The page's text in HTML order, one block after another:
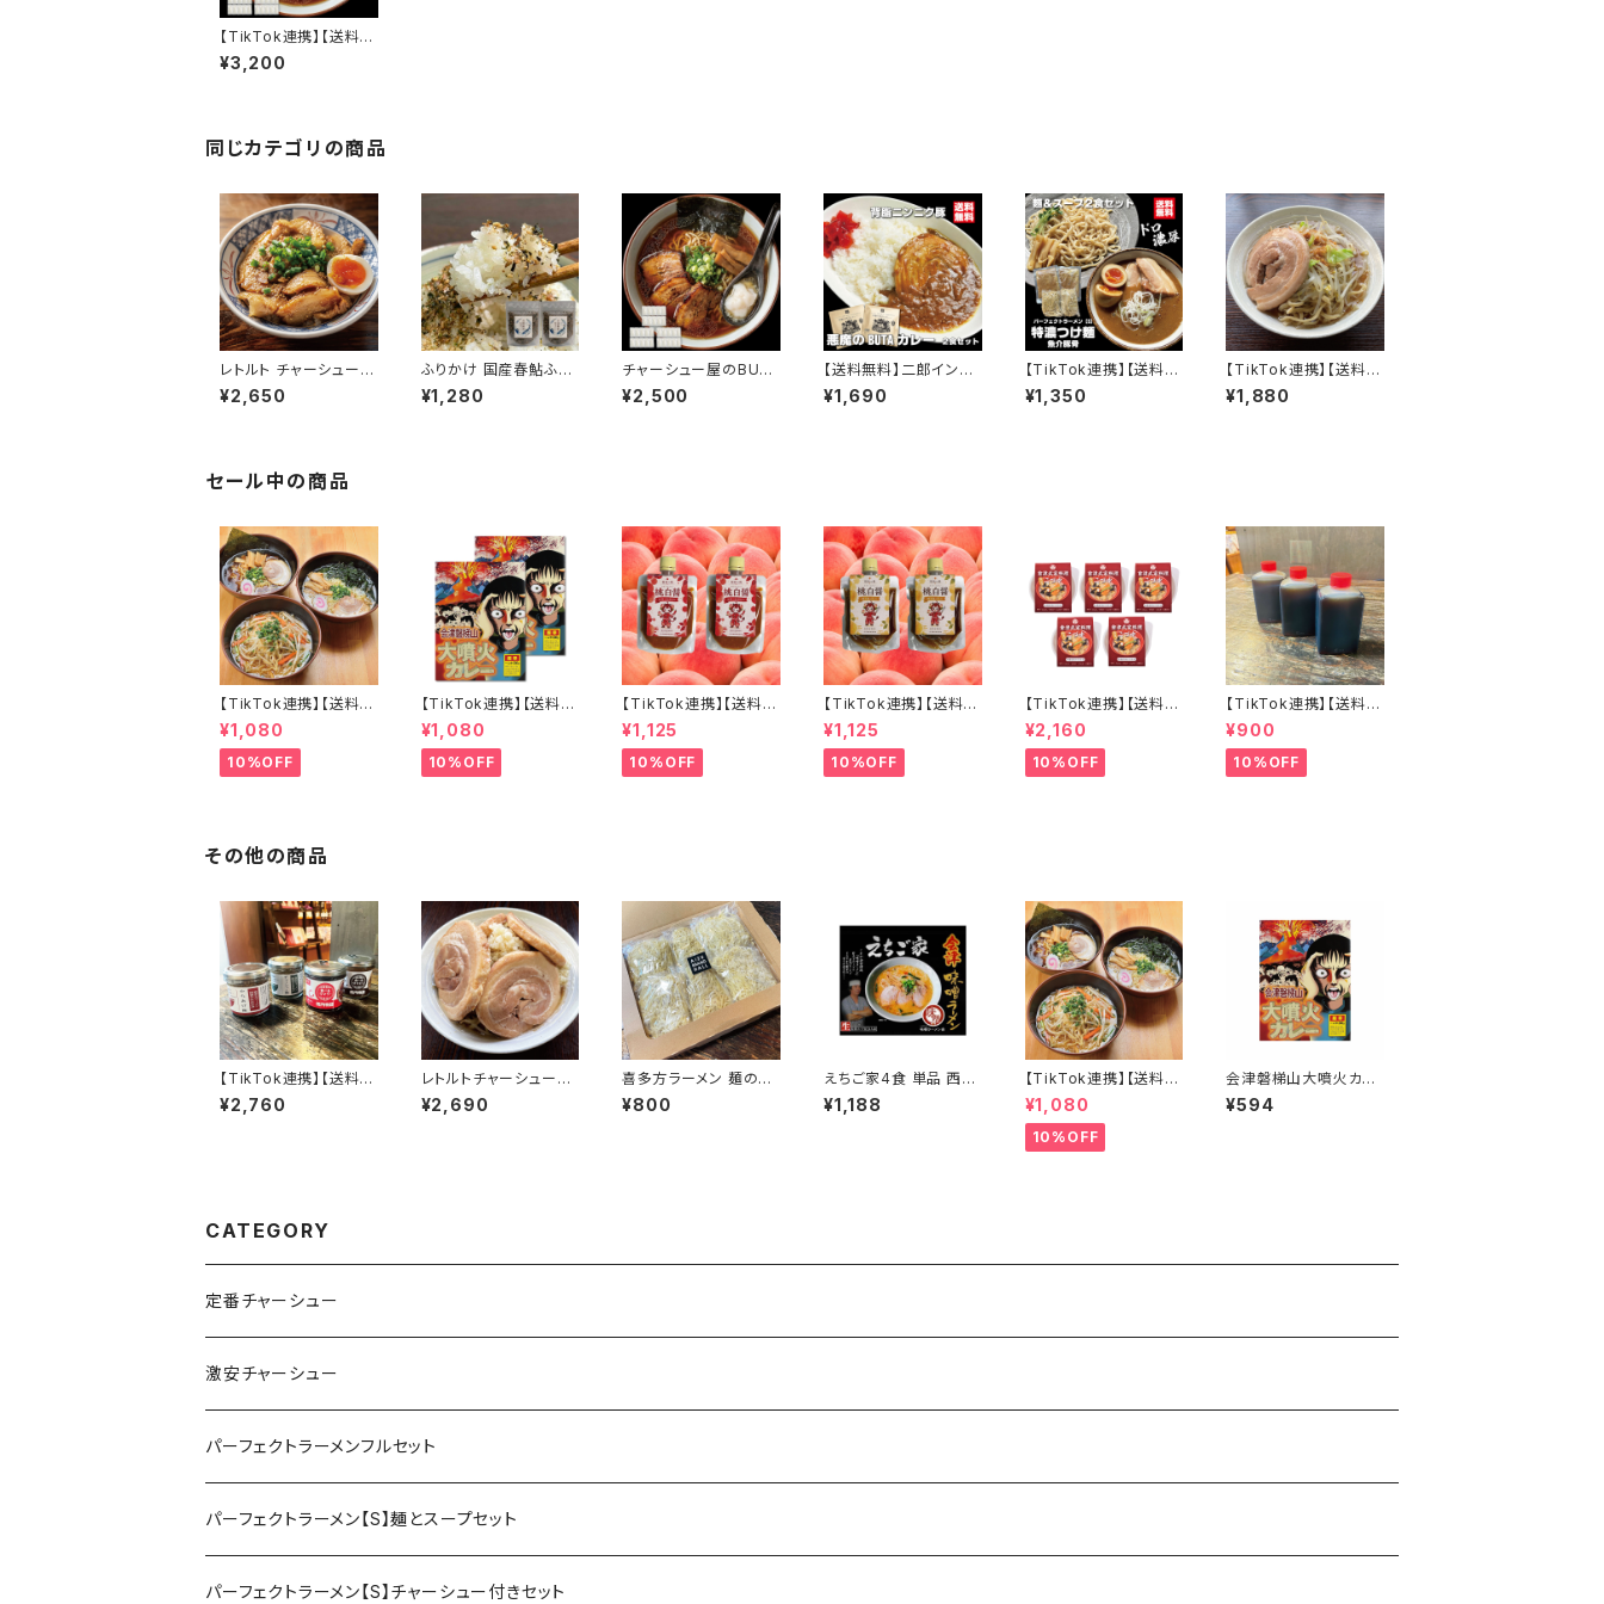
【TikTok連携】【送料無
料】チャーシュー屋のB
UTAアブラ 50g×30袋
津ブランド館
¥3,200
同じカテゴリの商品
レトルト チャーシュー
切り落とし 600g 100
g×6袋 常温保存 個包
¥2,650
ふりかけ 国産春鮎ふり
かけ 2個セット 淡口醤
油 鮎の上品な旨み ご
¥1,280
チャーシュー屋のBUTA
アブラ 50g×30袋 個包
装 豚ラード 炒飯 野菜
¥2,500
【送料無料】二郎インス
パイア 悪魔のBUTAカ
レー 2食セット 中辛 背
¥1,690
【TikTok連携】【送料無
料】つけ麺 パーフェクト
ラーメン【S】特濃つけ麺
¥1,350
【TikTok連携】【送料無
料】二郎ラーメン インス
パイア系 パーフェクトラ
¥1,880
セール中の商品
【TikTok連携】【送料無
料】会津山塩ラーメン
喜多方ラーメン 西会津
味噌ラーメン 会津三大
ラーメン3食セット
¥1,080
10%OFF
【TikTok連携】【送料無
料】会津磐梯山大噴火
カレー 200ｇ×2個セッ
ト 激辛カレー
¥1,080
10%OFF
【TikTok連携】【送料無
料】福島の桃 桃白醤 麻
辣万能調味料2個セット
無添加 化学調味料不使
用 麻辣湯 中華料理 万
¥1,125
10%OFF
【TikTok連携】【送料無
料】福島の桃 桃白醤 焼
き肉のたれ2個セット 無
添加 化学調味料不使用
肉料理 万能だれ 福島
¥1,125
10%OFF
【TikTok連携】【送料無
料】【会津郷土料理革
命】 カップこづゆ ５個セ
ット お湯を注いで簡単
３分！
¥2,160
10%OFF
【TikTok連携】【送料無
料】ラーメン屋が作る本
物のチャーシュー専用
だれ３個セット（８０ｃｃ×
３個）焼き豚 煮豚 焼き
¥900
10%OFF
その他の商品
【TikTok連携】【送料無
料】ご飯のお供４種セッ
ト からあげ飯 チャーシ
¥2,760
レトルトチャーシュー極
厚カット8枚 600g 訳
あり 個包装 アウトドア
¥2,690
喜多方ラーメン 麺のみ
多加水麺 中太麺 縮れ
麺 五十嵐製麺 生め
¥800
えちご家4食 単品 西会
津味噌ラーメン福島グ
ルメグランプリ優勝
¥1,188
【TikTok連携】【送料無
料】会津山塩ラーメン
喜多方ラーメン 西会津
味噌ラーメン 会津三大
ラーメン3食セット
¥1,080
10%OFF
会津磐梯山大噴火カレ
ー 単品 200ｇ 激辛カ
レー
¥594
CATEGORY
定番チャーシュー
激安チャーシュー
パーフェクトラーメンフルセット
パーフェクトラーメン【S】麺とスープセット
パーフェクトラーメン【S】チャーシュー付きセット